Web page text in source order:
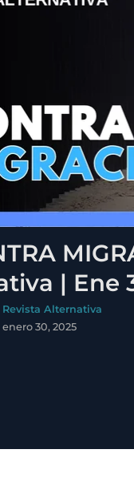
| Ene
Revista Alternativa
enero 30, 2025